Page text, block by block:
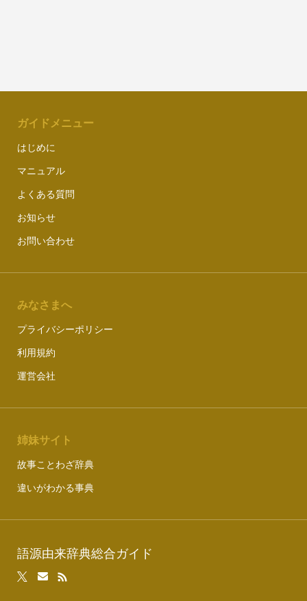
ガイドメニュー
はじめに
マニュアル
よくある質問
お知らせ
お問い合わせ
みなさまへ
プライバシーポリシー
利用規約
運営会社
姉妹サイト
故事ことわざ辞典
違いがわかる事典
語源由来辞典総合ガイド